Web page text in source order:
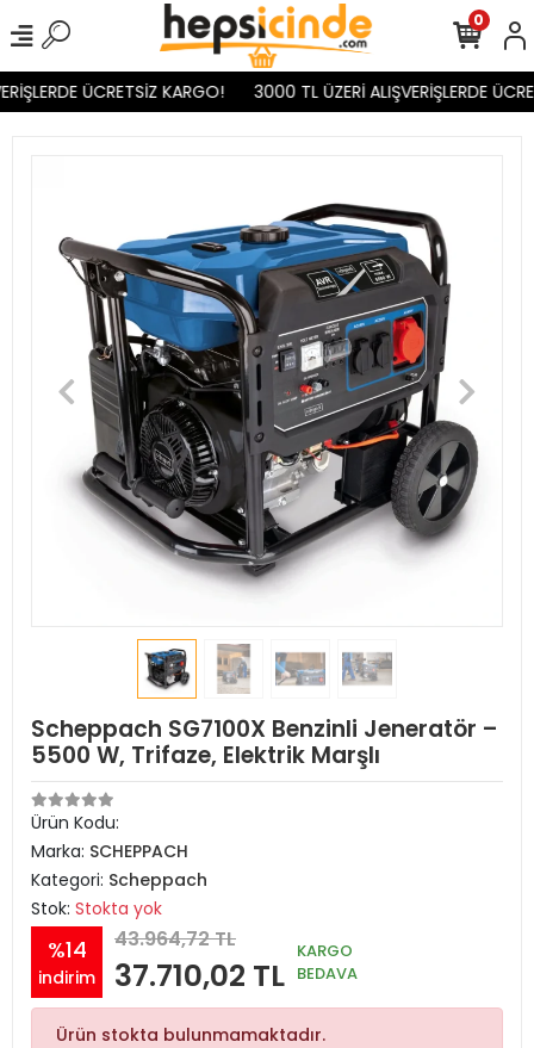
ÜCRETSİZ KARGO! 3000 TL ÜZERİ ALIŞVERİŞLERDE
0
Scheppach SG7100X Benzinli Jeneratör –
5500 W, Trifaze, Elektrik Marşlı
Ürün Kodu:
Marka: SCHEPPACH
Kategori: Scheppach
Stok: Stokta yok
%14
indirim
43.964,72 TL
37.710,02 TL
KARGO
BEDAVA
Ürün stokta bulunmamaktadır.